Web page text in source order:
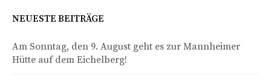
NEUESTE BEITRÄGE
Am Sonntag, den 9. August geht es zur Mannheimer
Hütte auf dem Eichelberg!